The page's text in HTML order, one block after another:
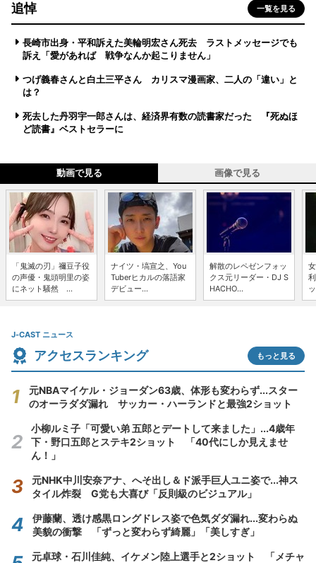
追悼 一覧を見る
長崎市出身・平和訴えた美輪明宏さん死去 ラストメッセージでも
訴え「愛があれば 戦争なんか起こりません」
つげ義春さんと白土三平さん カリスマ漫画家、二人の「違い」と
は？
死去した丹羽宇一郎さんは、経済界有数の読書家だった 『死ぬほ
ど読書』ベストセラーに
動画で見る 画像で見る
「鬼滅の刃」禰豆子役
の声優・鬼頭明里の姿
にネット騒然 ...
ナイツ・塙宣之、You
Tuberヒカルの落語家
デビュー...
解散のレペゼンフォッ
クス元リーダー・DJ S
HACHO...
J-CAST ニュース
アクセスランキング もっと見る
元NBAマイケル・ジョーダン63歳、体形も変わらず...スター
のオーラダダ漏れ サッカー・ハーランドと最強2ショット
小柳ルミ子「可愛い弟 五郎とデートして来ました」...4歳年
下・野口五郎とステキ2ショット 「40代にしか見えませ
ん！」
元NHK中川安奈アナ、へそ出し＆ド派手巨人ユニ姿で...神ス
タイル炸裂 G党も大喜び「反則級のビジュアル」
伊藤蘭、透け感黒ロングドレス姿で色気ダダ漏れ...変わらぬ
美貌の衝撃 「ずっと変わらず綺麗」「美しすぎ」
元卓球・石川佳純、イケメン陸上選手と2ショット 「メチャ